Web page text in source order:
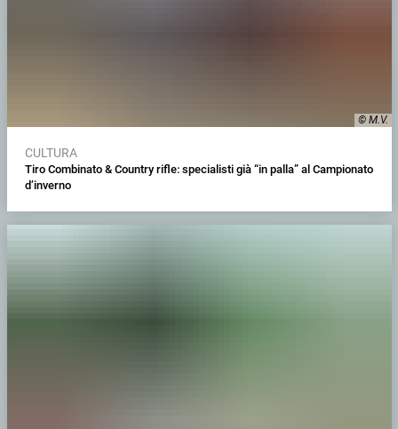
© M.V.
CULTURA
Tiro Combinato & Country rifle: specialisti già “in palla” al Campionato
d’inverno